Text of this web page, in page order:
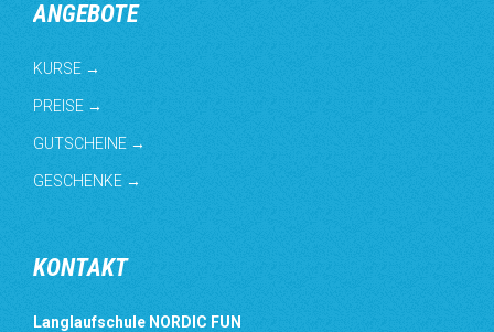
ANGEBOTE
KURSE →
PREISE →
GUTSCHEINE →
GESCHENKE →
KONTAKT
Langlaufschule NORDIC FUN